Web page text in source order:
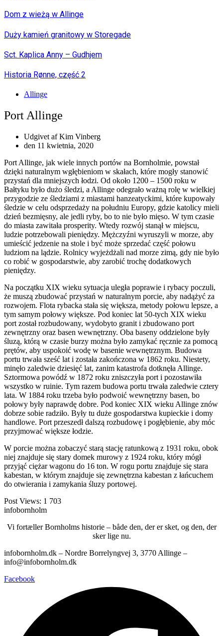
Dom z wieżą w Allinge
Duży kamień granitowy w Storegade
Sct. Kaplica Anny – Gudhjem
Historia Rønne, część 2
Allinge
Port Allinge
Udgivet afKim Vinberg
den 11 kwietnia, 2020
Port Allinge, jak wiele innych portów na Bornholmie, powstał
dzięki naturalnym wgłębieniom w skałach, które mogły stanowić
przystań dla mniejszych łodzi. Od około 1200 – 1500 roku w
Bałtyku było dużo śledzi, a Allinge odegrało ważną rolę w wielkiej
przygodzie ze śledziami z miastami hanzeatyckimi, które kupowały
śledzie w celu odsprzedaży na południu Europy, gdzie katolicy mieli
dzień bezmięsny, ale jedli ryby, bo to nie było mięso. W tym czasie
do miasta zawitała prosperity. Wtedy rozwój stanął w miejscu,
ludzie potrzebowali pieniędzy. Mężczyźni wyruszyli w morze, aby
umieścić jedzenie na stole i być może sprzedać część połowu
ludziom na lądzie. Rolnicy wyjeżdżali nad morze zimą, gdy nie było
co robić w gospodarstwie, aby zarobić trochę dodatkowych
pieniędzy.
Na początku XIX wieku sytuacja uległa poprawie i rybacy poczuli,
że muszą zbudować przystań w naturalnym porcie, aby nadążyć za
rozwojem. Flota rybacka stała się większa, metody połowu lepsze, a
tym samym połowy większe. Pod koniec lat 50-tych XIX wieku
port został rozbudowany, wydobyto granit i zbudowano port
zewnętrzny oraz basen wewnętrzny. Oba baseny oddzielone były
śluzą, którą w czasie burzy można było zamykać ręcznie za pomocą
prętów, aby uspokoić wodę w basenie wewnętrznym. Budowa
portu trwała sześć lat i została zakończona w 1862 roku. Niestety,
minęło zaledwie dziesięć lat, zanim katastrofa dotknęła Allinge.
Sztormowa powódź w 1872 roku zniszczyła port i pozostawiła
wszystko w ruinie. Tym razem budowa portu trwała zaledwie cztery
lata. W 1884 roku trzeba było podwoić wewnętrzny basen, bo
połowy były naprawdę dobre. Pod koniec XIX wieku Allinge znów
dobrze sobie radziło. Były tu duże gospodarstwa kupieckie i domy
handlowe. Port przeszedł dalszą rozbudowę i pogłębienie, aby móc
przyjmować większe łodzie.
W porcie można zobaczyć starą stację ratunkową z 1931 roku, obok
niej znajduje się stary domek murowy z 1924 roku, który mógł
przyjąć ciężar wagonu do 16 ton. W rogu portu znajduje się stara
kabestan, w którym znajduje się zewnętrzna kabestan z łańcuchem
do otwierania i zamykania śluzy portowej.
Post Views: 1 703
infobornholm
Vi fortæller Bornholms historie – både den, der er sket, og den, der
sker lige nu.
infobornholm.dk – Nordre Borrelyngvej 3, 3770 Allinge –
info@infobornholm.dk
Facebook